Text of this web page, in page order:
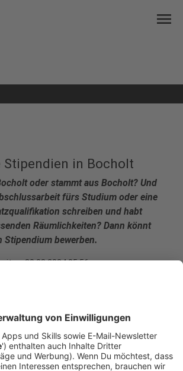
menu
Stipendien in Bocholt
oder stammt aus Bocholt? Und
fürs Studium oder eine
schreiben und habt
Räumlichkeiten? Dann könnt
Stipendium bewerben.
30.08.2024 05:56
ausgestattete Arbeitsplätze